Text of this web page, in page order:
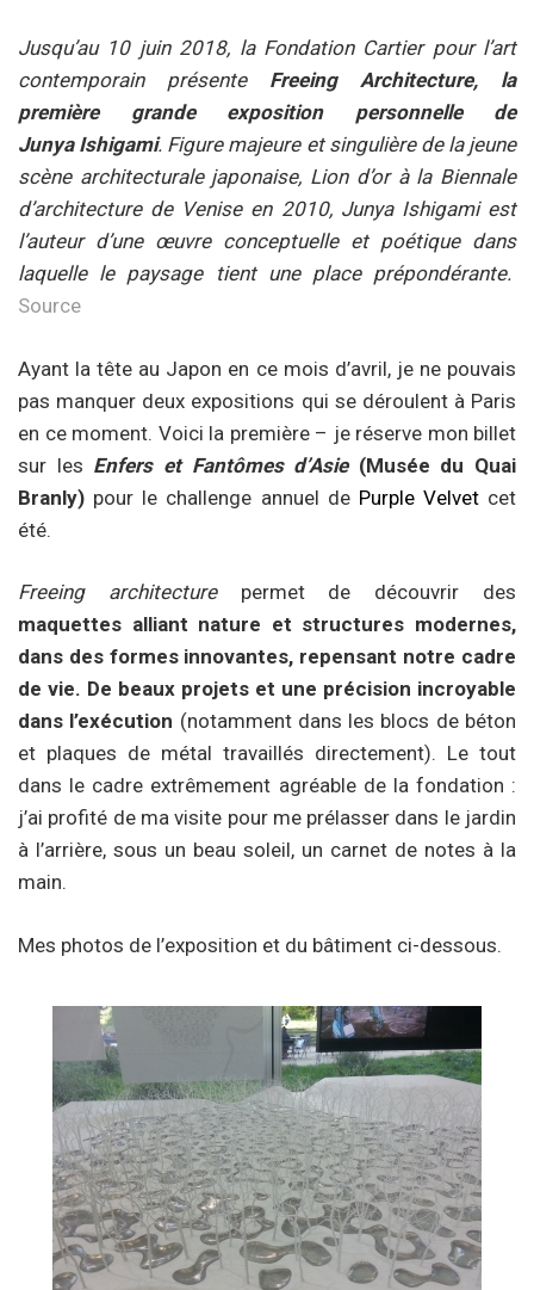
Jusqu’au 10 juin 2018, la Fondation Cartier pour l’art
contemporain présente Freeing Architecture, la
première grande exposition personnelle de
Junya Ishigami. Figure majeure et singulière de la jeune
scène architecturale japonaise, Lion d’or à la Biennale
d’architecture de Venise en 2010, Junya Ishigami est
l’auteur d’une œuvre conceptuelle et poétique dans
laquelle le paysage tient une place prépondérante.
Source
Ayant la tête au Japon en ce mois d’avril, je ne pouvais
pas manquer deux expositions qui se déroulent à Paris
en ce moment. Voici la première – je réserve mon billet
sur les Enfers et Fantômes d’Asie(Musée du Quai
Branly) pour le challenge annuel de Purple Velvetcet
été.
Freeing architecturepermet de découvrir des
maquettes alliant nature et structures modernes,
dans des formes innovantes, repensant notre cadre
de vie. De beaux projets et une précision incroyable
dans l’exécution (notamment dans les blocs de béton
et plaques de métal travaillés directement). Le tout
dans le cadre extrêmement agréable de la fondation :
j’ai profité de ma visite pour me prélasser dans le jardin
à l’arrière, sous un beau soleil, un carnet de notes à la
main.
Mes photos de l’exposition et du bâtiment ci-dessous.